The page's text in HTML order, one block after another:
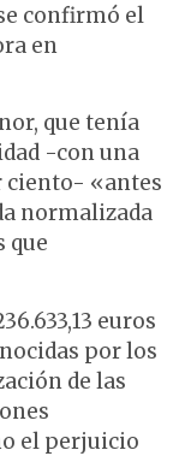
confirmó el
en
que tenía
-con una
ciento- «antes
normalizada
que
euros
por los
de las
el perjuicio